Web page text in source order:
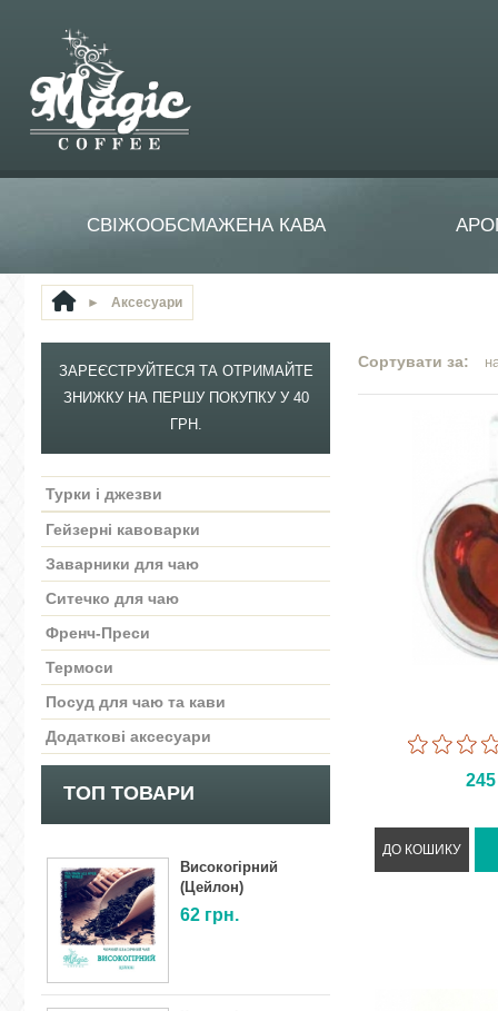
СВІЖООБСМАЖЕНА КАВА
► Аксесуари
ЗАРЕЄСТРУЙТЕСЯ ТА ОТРИМАЙТЕ
ЗНИЖКУ НА ПЕРШУ ПОКУПКУ У 40
ГРН.
Турки і джезви
Гейзерні кавоварки
Заварники для чаю
Ситечко для чаю
Френч-Преси
Термоси
Посуд для чаю та кави
Додаткові аксесуари
ТОП ТОВАРИ
Високогірний
(Цейлон)
62 грн.
Сортувати за: